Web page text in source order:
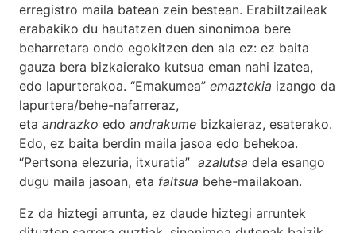
erregistro maila batean zein bestean. Erabiltzaileak
erabakiko du hautatzen duen sinonimoa bere
beharretara ondo egokitzen den ala ez: ez baita
gauza bera bizkaierako kutsua eman nahi izatea,
edo lapurterakoa. “Emakumea” emaztekia izango da
lapurtera/behe-nafarreraz,
eta andrazko edo andrakume bizkaieraz, esaterako.
Edo, ez baita berdin maila jasoa edo behekoa.
“Pertsona elezuria, itxuratia” azalutsa dela esango
dugu maila jasoan, eta faltsua behe-mailakoan.
Ez da hiztegi arrunta, ez daude hiztegi arruntek